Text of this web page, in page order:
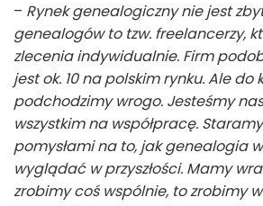
– Rynek genealogiczny nie jest
genealogów to tzw. freelancerzy,
zlecenia indywidualnie. Firm
jest ok. 10 na polskim rynku. Ale do
podchodzimy wrogo. Jesteśmy
wszystkim na współpracę.
pomysłami na to, jak genealogia
wyglądać w przyszłości. Mamy
zrobimy coś wspólnie, to zrobimy